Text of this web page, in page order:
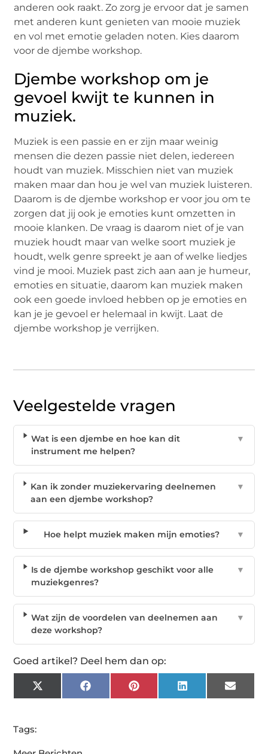
anderen ook raakt. Zo zorg je ervoor dat je samen
met anderen kunt genieten van mooie muziek
en vol met emotie geladen noten. Kies daarom
voor de djembe workshop.
Djembe workshop om je
gevoel kwijt te kunnen in
muziek.
Muziek is een passie en er zijn maar weinig
mensen die dezen passie niet delen, iedereen
houdt van muziek. Misschien niet van muziek
maken maar dan hou je wel van muziek luisteren.
Daarom is de djembe workshop er voor jou om te
zorgen dat jij ook je emoties kunt omzetten in
mooie klanken. De vraag is daarom niet of je van
muziek houdt maar van welke soort muziek je
houdt, welk genre spreekt je aan of welke liedjes
vind je mooi. Muziek past zich aan aan je humeur,
emoties en situatie, daarom kan muziek maken
ook een goede invloed hebben op je emoties en
kan je je gevoel er helemaal in kwijt. Laat de
djembe workshop je verrijken.
Veelgestelde vragen
Wat is een djembe en hoe kan dit
instrument me helpen?
▼
Kan ik zonder muziekervaring deelnemen
aan een djembe workshop?
▼
Hoe helpt muziek maken mijn emoties? ▼
Is de djembe workshop geschikt voor alle
muziekgenres?
▼
Wat zijn de voordelen van deelnemen aan
deze workshop?
▼
Goed artikel? Deel hem dan op:
X
(Twitter)
Facebook Pinterest LinkedIn Email
Tags: